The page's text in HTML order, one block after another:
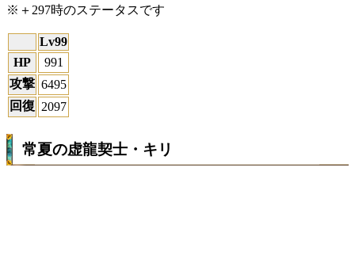
※＋297時のステータスです
Lv99
HP
991
攻撃 6495
回復 2097
常夏の虚龍契士・キリ